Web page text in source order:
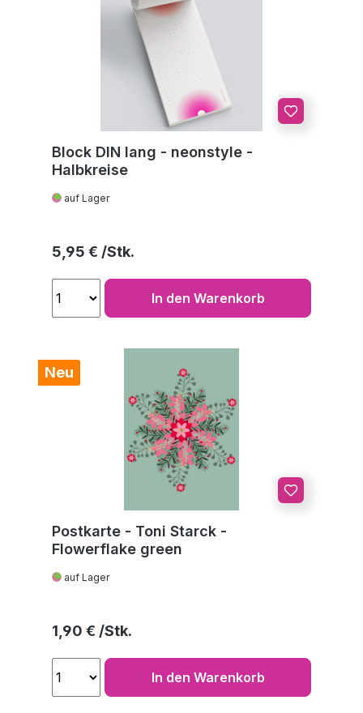
Block DIN lang - neonstyle -
Halbkreise
auf Lager
Regulärer Preis:
5,95 €
In den Warenkorb
Neu
Postkarte - Toni Starck -
Flowerflake green
auf Lager
Regulärer Preis:
1,90 €
In den Warenkorb